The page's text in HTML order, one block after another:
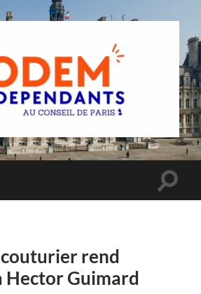
Groupe
MoDem
et
de
Toggle
rend
Hector Guimard